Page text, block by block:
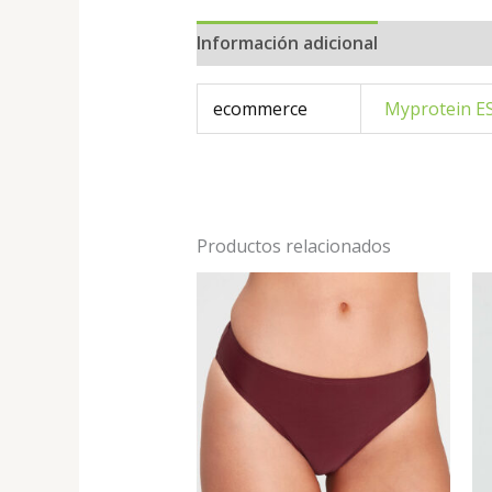
Información adicional
ecommerce Myprotein
Productos relacionados